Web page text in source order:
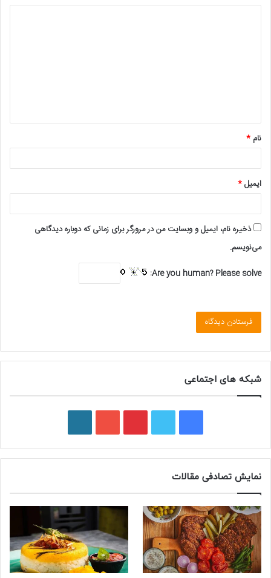
*
نام *
ایمیل*
ذخیره نام، ایمیل و وبسایت من در مرورگر برای زمانی که دوباره دیدگاهی
می‌نویسم.
Are you human? Please solve:
شبکه های اجتماعی
ی
س
ب
و
ک
و
ی
ت
ر
ی
ت
ی
س
و
ی
ب
ر
پ
ر
س
نمایش تصادفی مقالات